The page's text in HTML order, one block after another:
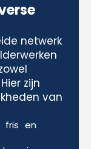
netwerk
zijn
van
fris en